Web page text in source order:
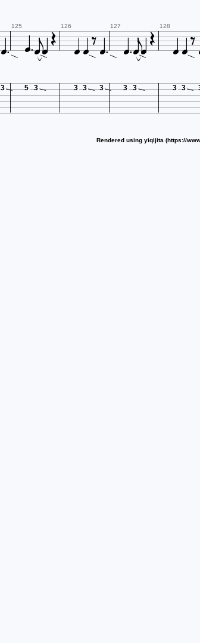
 125 
 126  127 
 128 
3 5 3 3 3 3 3 3 3 3
Rendered using yiqijita (https://